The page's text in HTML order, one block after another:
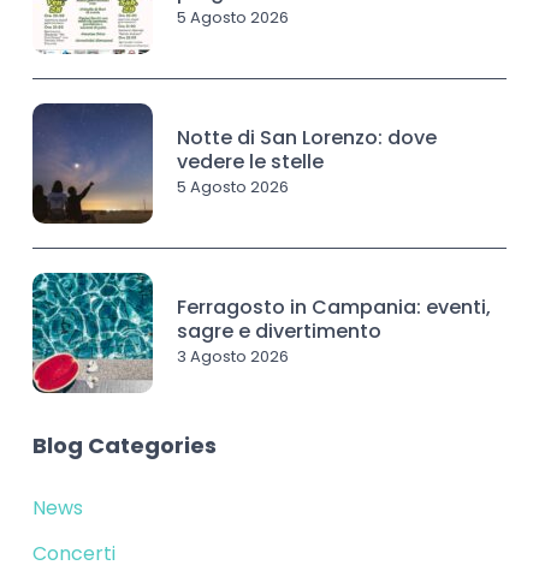
5 Agosto 2026
Notte di San Lorenzo: dove
vedere le stelle
5 Agosto 2026
Ferragosto in Campania: eventi,
sagre e divertimento
3 Agosto 2026
Blog Categories
News
Concerti